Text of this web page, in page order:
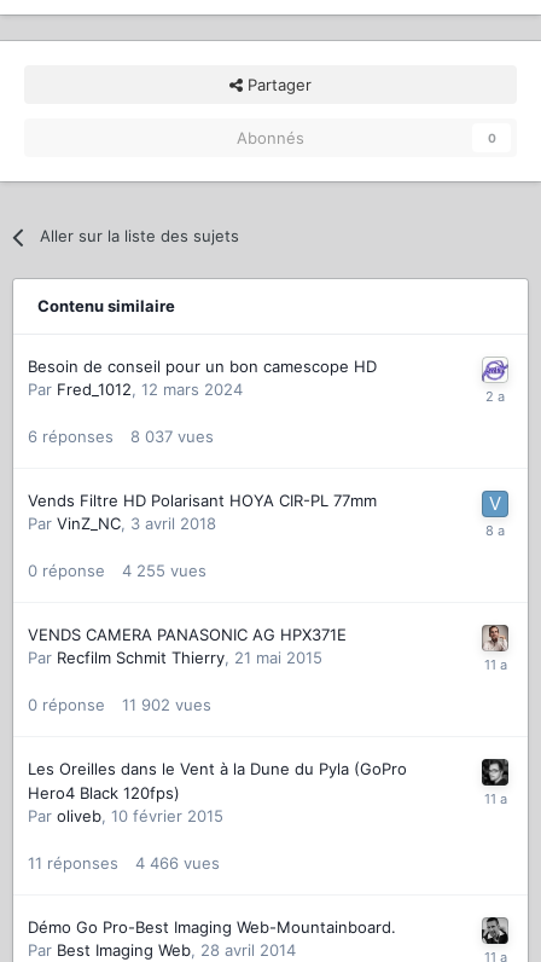
Partager
Abonnés 0
Aller sur la liste des sujets
Contenu similaire
Besoin de conseil pour un bon camescope HD
Par Fred_1012, 12 mars 2024
6 réponses 8 037 vues
Vends Filtre HD Polarisant HOYA CIR-PL 77mm
Par VinZ_NC, 3 avril 2018
0 réponse 4 255 vues
VENDS CAMERA PANASONIC AG HPX371E
Par Recfilm Schmit Thierry, 21 mai 2015
0 réponse 11 902 vues
Les Oreilles dans le Vent à la Dune du Pyla (GoPro
Hero4 Black 120fps)
Par oliveb, 10 février 2015
11 réponses 4 466 vues
Démo Go Pro-Best Imaging Web-Mountainboard.
Par Best Imaging Web, 28 avril 2014